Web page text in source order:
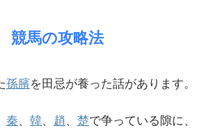
競馬の攻略法
孫臏を田忌が養った話があります。
秦、 韓、 趙、 楚で争っている隙に、